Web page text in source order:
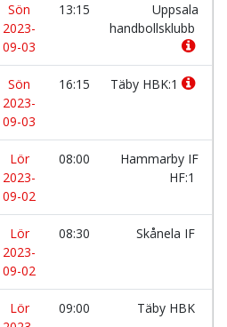
Sön
2023-
09-03
13:15
Uppsala
handbollsklubb
Sön
2023-
09-03
16:15 Täby HBK:1
Lör
2023-
09-02
08:00
Hammarby IF
HF:1
Lör
2023-
09-02
08:30 Skånela IF
Lör
09:00 Täby HBK